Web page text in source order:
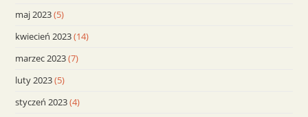
maj 2023(5)
kwiecień 2023(14)
marzec 2023(7)
luty 2023(5)
styczeń 2023(4)